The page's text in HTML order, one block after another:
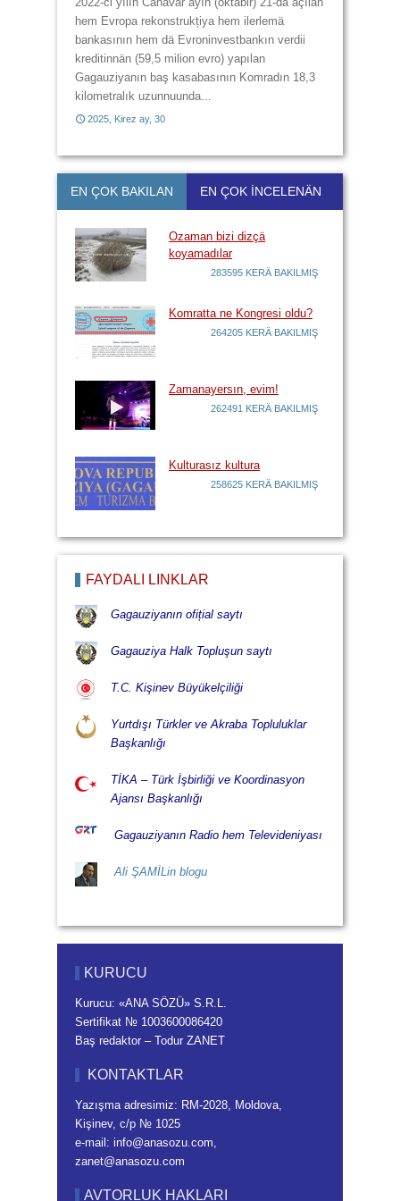
hem Evropa rekonstrukțiya hem ilerlemä
bankasının hem dä Evroninvestbankın verdii
kreditinnän (59,5 milion evro) yapılan
Gagauziyanın baş kasabasının Komradın 18,3
kilometralık uzunnuunda...
2025, Kirez ay, 30
2017, Kirez ay, 21
2014, Baba Marta, 29
2014, Büük ay, 11
EN ÇOK BAKILAN EN ÇOK İNCELENÄN
Ozaman bizi dizçä
koyamadılar
283595 KERÄ BAKILMIŞ
Komratta ne Kongresi oldu?
264205 KERÄ BAKILMIŞ
Zamanayersın, evim!
262491 KERÄ BAKILMIŞ
Kulturasız kultura
258625 KERÄ BAKILMIŞ
FAYDALI LİNKLÄR
Gagauziyanın ofițial saytı
Gagauziya Halk Topluşun saytı
T.C. Kişinev Büyükelçiliği
Yurtdışı Türkler ve Akraba Topluluklar
Başkanlığı
TİKA – Türk İşbirliği ve Koordinasyon
Ajansı Başkanlığı
Gagauziyanın Radio hem Televideniyası
Ali ŞAMİLin blogu
KURUCU
Kurucu: «ANA SÖZÜ» S.R.L.
Sertifikat № 1003600086420
Baş redaktor – Todur ZANET
KONTAKTLAR
Yazışma adresimiz: RM-2028, Moldova,
Kişinev, c/p № 1025
e-mail: info@anasozu.com,
zanet@anasozu.com
AVTORLUK HAKLARI